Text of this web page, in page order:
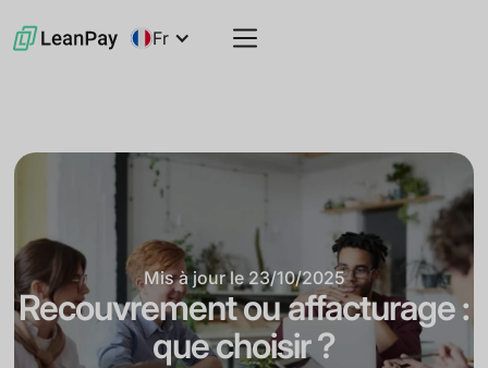
Fr
Mis à jour le 23/10/2025
Recouvrement ou affacturage :
que choisir ?